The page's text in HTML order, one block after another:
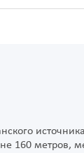
160 метров,